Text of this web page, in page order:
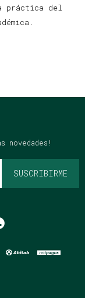
práctica del
SUSCRIBIRME